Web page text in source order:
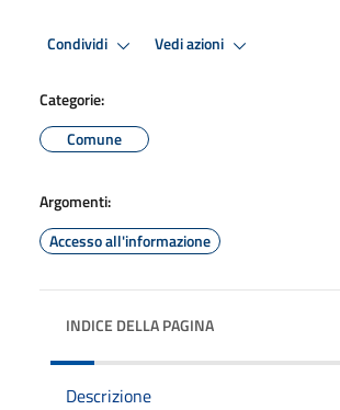
Condividi Vedi azioni
Categorie:
Comune
Argomenti:
Accesso all'informazione
INDICE DELLA PAGINA
Descrizione